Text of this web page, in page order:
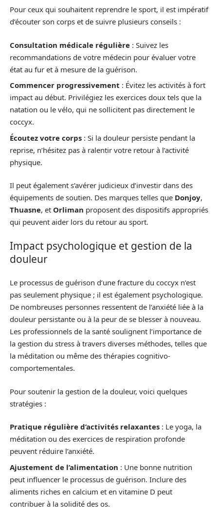
Pour ceux qui souhaitent reprendre le sport, il est impératif
d’écouter son corps et de suivre plusieurs conseils :
Consultation médicale régulière : Suivez les
recommandations de votre médecin pour évaluer votre
état au fur et à mesure de la guérison.
Commencer progressivement : Évitez les activités à fort
impact au début. Privilégiez les exercices doux tels que la
natation ou le vélo, qui ne sollicitent pas directement le
coccyx.
Écoutez votre corps : Si la douleur persiste pendant la
reprise, n’hésitez pas à ralentir votre retour à l’activité
physique.
Il peut également s’avérer judicieux d’investir dans des
équipements de soutien. Des marques telles que Donjoy,
Thuasne, et Orliman proposent des dispositifs appropriés
qui peuvent aider lors du retour au sport.
Impact psychologique et gestion de la
douleur
Le processus de guérison d’une fracture du coccyx n’est
pas seulement physique ; il est également psychologique.
De nombreuses personnes ressentent de l’anxiété liée à la
douleur persistante ou à la peur de se blesser à nouveau.
Les professionnels de la santé soulignent l’importance de
la gestion du stress à travers diverses méthodes, telles que
la méditation ou même des thérapies cognitivo-
comportementales.
Pour soutenir la gestion de la douleur, voici quelques
stratégies :
Pratique régulière d’activités relaxantes : Le yoga, la
méditation ou des exercices de respiration profonde
peuvent réduire l’anxiété.
Ajustement de l’alimentation : Une bonne nutrition
peut influencer le processus de guérison. Inclure des
aliments riches en calcium et en vitamine D peut
contribuer à la solidité des os.